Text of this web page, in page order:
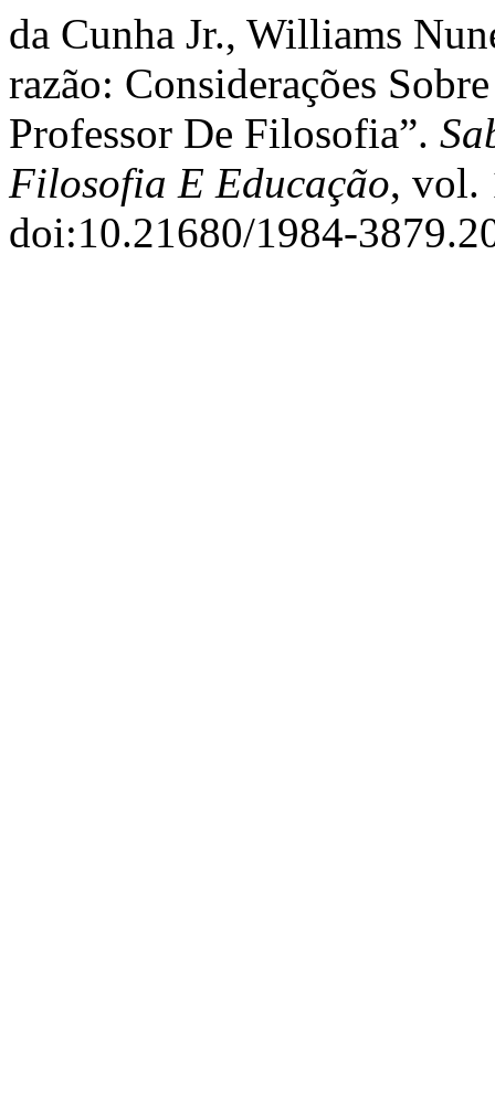
da Cunha Jr., Williams
razão: Considerações
Professor De Filosofia”.
Filosofia E Educação, vol.
doi:10.21680/1984-